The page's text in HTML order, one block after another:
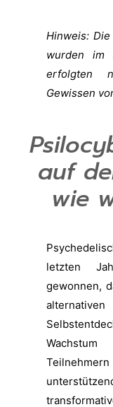
Hinweis:
wurden im
erfolgten
Gewissen
auf
wie
letzten
gewonnen,